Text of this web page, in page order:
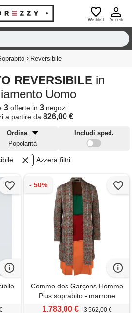
Wishlist Accedi
› Reversibile
REVERSIBILE in
Uomo
3 offerte in 3 negozi
a partire da 826,00 €
Ordina
Popolarità
Includi sped.
Azzera filtri
Comme des Garçons Homme
Plus soprabito - marrone
1.783,00 € 3.562,00 €